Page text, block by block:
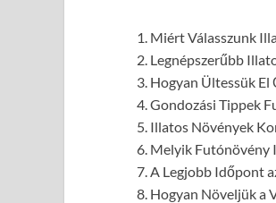
Miért Válasszunk
Legnépszerűbb
Hogyan Ültessük El
Gondozási Tippek
Illatos Növények
Melyik Futónövény
A Legjobb Időpont
Hogyan Növeljük a